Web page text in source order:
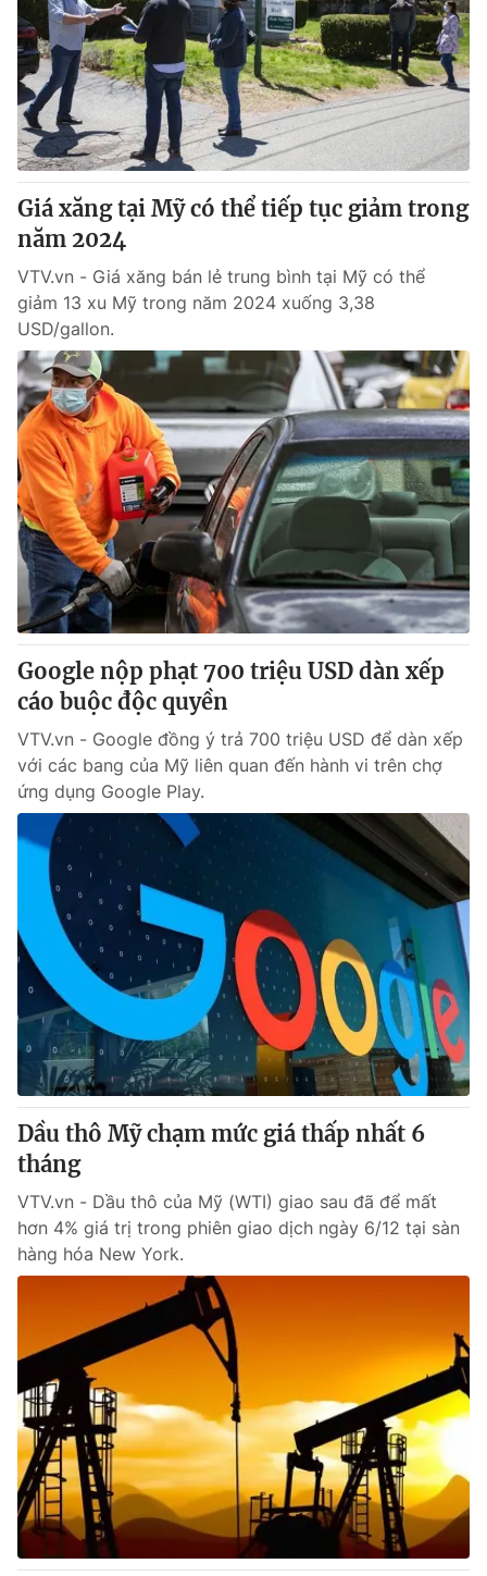
Theo dõi báo trên
Cơ quan chủ quản:Đài Truyền hình Việt Nam
Cơ quan báo chí:Thời báo VTV
Giấy phép hoạt động báo in và báo điện tử số 483/GP-BTTTT
cấp ngày 29/12/2023
Tổng Biên tập:Vũ Thanh Thủy
Phó Tổng Biên tập:Nguyễn Thị Mỹ Hạnh, Phạm Quốc Thắng,
Nguyễn Trọng Ninh
Tổng đài VTV:
024.38 355 931 - 024.38 355 932
Ðiện thoại Thời báo VTV:024.66 897 897
Email:toasoan@vtv.vn
Liên hệ quảng cáo:024-7300.7108
® Cấm sao chép dưới mọi hình thức nếu không có sự chấp
thuận bằng văn bản. Ghi rõ nguồn VTV.vn khi phát hành lại
thông tin từ website này.
Giá xăng tại Mỹ có thể tiếp tục giảm trong
năm 2024
VTV.vn - Giá xăng bán lẻ trung bình tại Mỹ có thể
giảm 13 xu Mỹ trong năm 2024 xuống 3,38
USD/gallon.
Google nộp phạt 700 triệu USD dàn xếp
cáo buộc độc quyền
VTV.vn - Google đồng ý trả 700 triệu USD để dàn xếp
với các bang của Mỹ liên quan đến hành vi trên chợ
ứng dụng Google Play.
Dầu thô Mỹ chạm mức giá thấp nhất 6
tháng
VTV.vn - Dầu thô của Mỹ (WTI) giao sau đã để mất
hơn 4% giá trị trong phiên giao dịch ngày 6/12 tại sàn
hàng hóa New York.